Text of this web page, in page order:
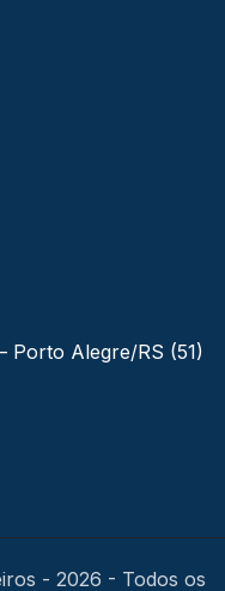
Porto Alegre/RS (51)
- 2026 - Todos os